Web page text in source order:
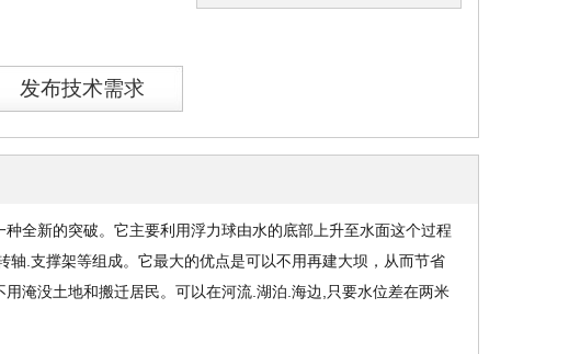
发布技术需求
全新的突破。它主要利用浮力球由水的底部上升至水面这个过程
.支撑架等组成。它最大的优点是可以不用再建大坝，从而节省
淹没土地和搬迁居民。可以在河流.湖泊.海边,只要水位差在两米